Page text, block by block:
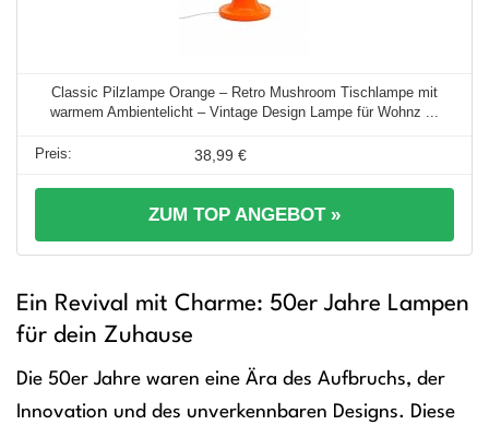
Classic Pilzlampe Orange – Retro Mushroom Tischlampe mit
warmem Ambientelicht – Vintage Design Lampe für Wohnz ...
38,99 €
ZUM TOP ANGEBOT »
Ein Revival mit Charme: 50er Jahre Lampen
für dein Zuhause
Die 50er Jahre waren eine Ära des Aufbruchs, der
Innovation und des unverkennbaren Designs. Diese